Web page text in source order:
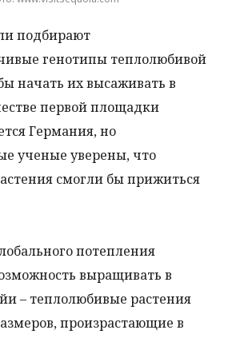
подбирают
генотипы теплолюбивой
начать их высаживать в
первой площадки
Германия, но
ученые уверены, что
смогли бы прижиться
потепления
выращивать в
– теплолюбивые растения
произрастающие в